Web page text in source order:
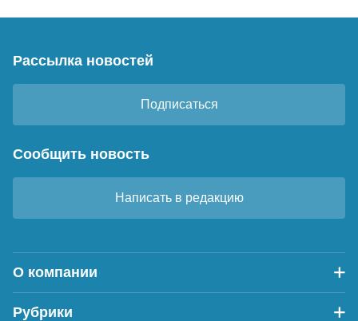
Рассылка новостей
Подписаться
Сообщить новость
Написать в редакцию
О компании
Рубрики